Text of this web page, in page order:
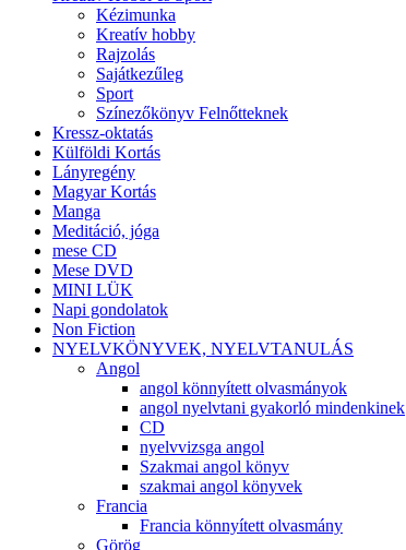
Kézimunka
Kreatív hobby
Rajzolás
Sajátkezűleg
Sport
Színezőkönyv Felnőtteknek
Kressz-oktatás
Külföldi Kortás
Lányregény
Magyar Kortás
Manga
Meditáció, jóga
mese CD
Mese DVD
MINI LÜK
Napi gondolatok
Non Fiction
NYELVKÖNYVEK, NYELVTANULÁS
Angol
angol könnyített olvasmányok
angol nyelvtani gyakorló mindenkinek
CD
nyelvvizsga angol
Szakmai angol könyv
szakmai angol könyvek
Francia
Francia könnyített olvasmány
Görög